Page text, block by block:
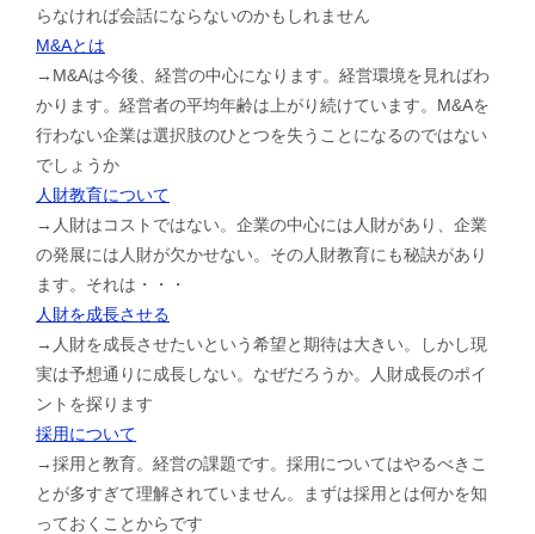
らなければ会話にならないのかもしれません
M&Aとは
→M&Aは今後、経営の中心になります。経営環境を見ればわ
かります。経営者の平均年齢は上がり続けています。M&Aを
行わない企業は選択肢のひとつを失うことになるのではない
でしょうか
人財教育について
→人財はコストではない。企業の中心には人財があり、企業
の発展には人財が欠かせない。その人財教育にも秘訣があり
ます。それは・・・
人財を成長させる
→人財を成長させたいという希望と期待は大きい。しかし現
実は予想通りに成長しない。なぜだろうか。人財成長のポイ
ントを探ります
採用について
→採用と教育。経営の課題です。採用についてはやるべきこ
とが多すぎて理解されていません。まずは採用とは何かを知
っておくことからです